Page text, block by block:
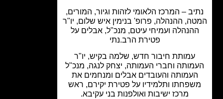
– המרכז הלאומי לזהות וגיור, המורים,
ההנהלה, פרופ' בנימין איש שלום, יו"ר
ועמיחי עיטם, מנכ"ל, אבלים על
פטירת הרב.נתי
עמותת חיבור חדש, שלמה בקיש, יו"ר
וחברי העמותה, יצחק לנגה, מנכ"ל
והעובדים אבלים ומנחמים את
ותלמידיו על פטירת יקירם, ראש
מרכז ישיבות ואולפנות בני עקיבא.